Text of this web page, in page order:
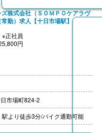
株式会社（ＳＯＭＰＯケアラヴ
勤）求人【十日市場駅】
※正社員
円
円
から支給）
（規定あり）
ヶ月分）※前年度実績
50,000円/月）
市場町824-2
より徒歩3分/バイク通勤可能